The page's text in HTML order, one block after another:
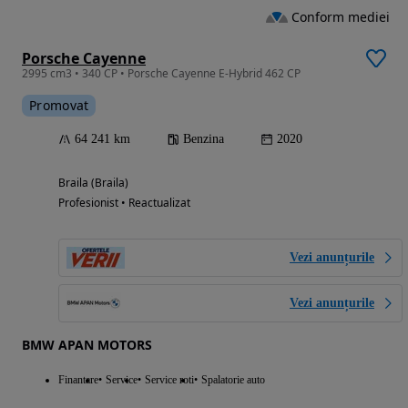
Porsche Cayenne
2995 cm3 • 340 CP • Porsche Cayenne E-Hybrid 462 CP
Promovat
64 241 km Benzina 2020
Braila (Braila)
Profesionist • Reactualizat
Vezi anunțurile
Vezi anunțurile
BMW APAN MOTORS
Finantare Service Service roti Spalatorie auto
Conform mediei